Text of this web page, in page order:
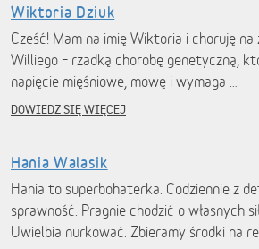
Wiktoria Dziuk
Cześć! Mam na imię Wiktoria i choruję na
Williego – rzadką chorobę genetyczną,
napięcie mięśniowe, mowę i wymaga …
DOWIEDZ SIĘ WIĘCEJ
Hania Walasik
Hania to superbohaterka. Codziennie z
sprawność. Pragnie chodzić o własnych
Uwielbia nurkować. Zbieramy środki na